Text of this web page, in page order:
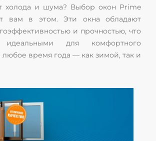
холода и шума? Выбор окон Prime
вам в этом. Эти окна обладают
и прочностью, что
для комфортного
время года — как зимой, так и